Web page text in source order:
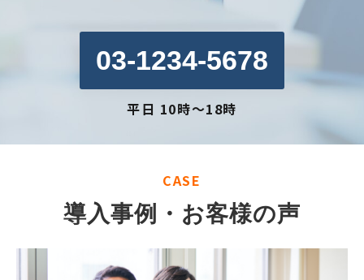
03-1234-5678
平日 10時～18時
CASE
導入事例・お客様の声